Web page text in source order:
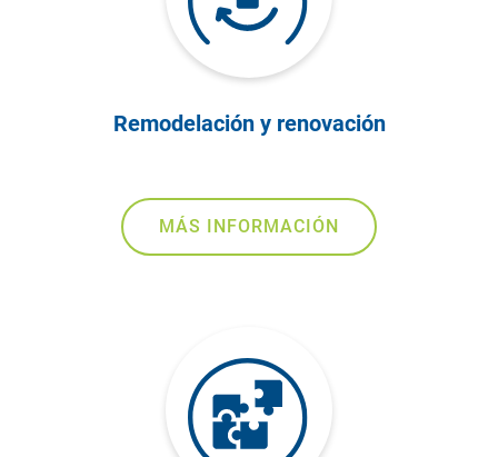
Remodelación y renovación
MÁS INFORMACIÓN